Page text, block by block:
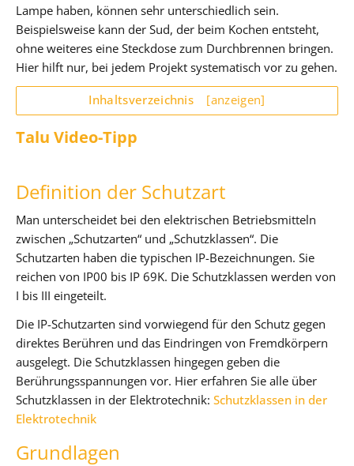
Lampe haben, können sehr unterschiedlich sein.
Beispielsweise kann der Sud, der beim Kochen entsteht,
ohne weiteres eine Steckdose zum Durchbrennen bringen.
Hier hilft nur, bei jedem Projekt systematisch vor zu gehen.
Inhaltsverzeichnis [anzeigen]
Talu Video-Tipp
Definition der Schutzart
Man unterscheidet bei den elektrischen Betriebsmitteln
zwischen „Schutzarten“ und „Schutzklassen“. Die
Schutzarten haben die typischen IP-Bezeichnungen. Sie
reichen von IP00 bis IP 69K. Die Schutzklassen werden von
I bis III eingeteilt.
Die IP-Schutzarten sind vorwiegend für den Schutz gegen
direktes Berühren und das Eindringen von Fremdkörpern
ausgelegt. Die Schutzklassen hingegen geben die
Berührungsspannungen vor. Hier erfahren Sie alle über
Schutzklassen in der Elektrotechnik: Schutzklassen in der
Elektrotechnik
Grundlagen